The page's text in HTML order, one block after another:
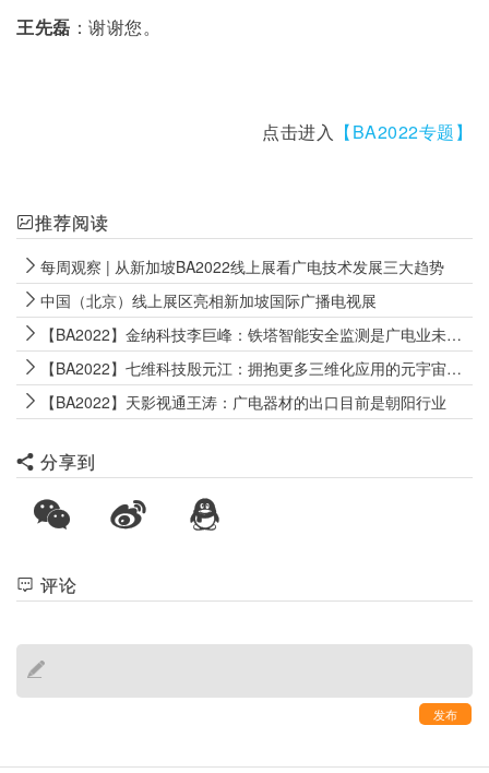
王先磊 ：谢谢您。
点击进入 【BA2022专题】
推荐阅读
每周观察 | 从新加坡BA2022线上展看广电技术发展三大趋势
中国（北京）线上展区亮相新加坡国际广播电视展
【BA2022】金纳科技李巨峰：铁塔智能安全监测是广电业未来发展主线之一
【BA2022】七维科技殷元江：拥抱更多三维化应用的元宇宙时代到来
【BA2022】天影视通王涛：广电器材的出口目前是朝阳行业
分享到
评论
发布